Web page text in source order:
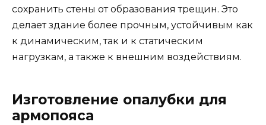
сохранить стены от образования трещин. Это
делает здание более прочным, устойчивым как
к динамическим, так и к статическим
нагрузкам, а также к внешним воздействиям.
Изготовление опалубки для
армопояса